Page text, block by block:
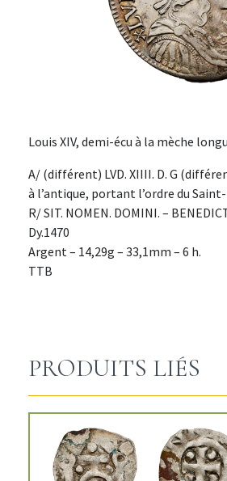
Louis XIV, demi-écu à la mèche
A/ (différent) LVD. XIIII. D. G
à l’antique, portant l’ordre du
R/ SIT. NOMEN. DOMINI. –
Dy.1470
Argent – 14,29g – 33,1mm – 6 h.
TTB
PRODUITS LIÉS